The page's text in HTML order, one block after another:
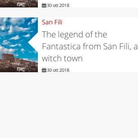
30 ott 2018
San Fili
The legend of the
Fantastica from San Fili, a
witch town
30 ott 2018